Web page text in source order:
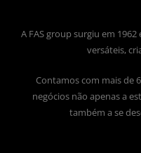
A FAS group surgiu em
versáteis,
Contamos com mais de
negócios não apenas a
também a se